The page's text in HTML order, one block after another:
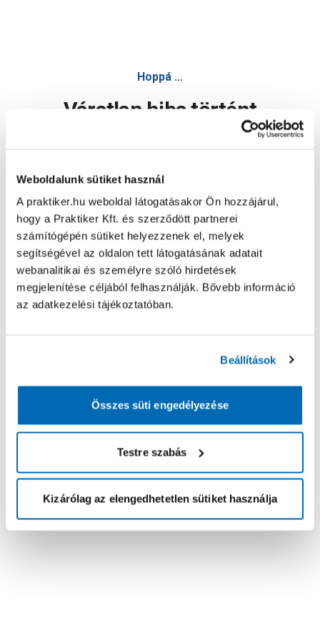
Weboldalunk sütiket használ
A praktiker.hu weboldal látogatásakor Ön hozzájárul,
hogy a Praktiker Kft. és szerződött partnerei
számítógépén sütiket helyezzenek el, melyek
segítségével az oldalon tett látogatásának adatait
webanalitikai és személyre szóló hirdetések
megjelenítése céljából felhasználják. Bővebb információ
az adatkezelési tájékoztatóban.
Beállítások
Összes süti engedélyezése
Testre szabás
Kizárólag az elengedhetetlen sütiket használja
Hoppá ...
Váratlan hiba történt
Oldal újratöltése